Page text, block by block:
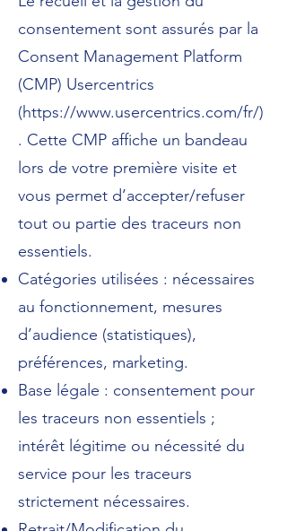
consentement sont assurés par la
Consent Management Platform
(CMP) Usercentrics
(https://www.usercentrics.com/fr/)
. Cette CMP affiche un bandeau
lors de votre première visite et
vous permet d’accepter/refuser
tout ou partie des traceurs non
essentiels.
Catégories utilisées : nécessaires
au fonctionnement, mesures
d’audience (statistiques),
préférences, marketing.
Base légale : consentement pour
les traceurs non essentiels ;
intérêt légitime ou nécessité du
service pour les traceurs
strictement nécessaires.